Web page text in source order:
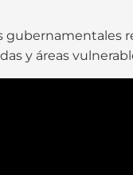
y áreas